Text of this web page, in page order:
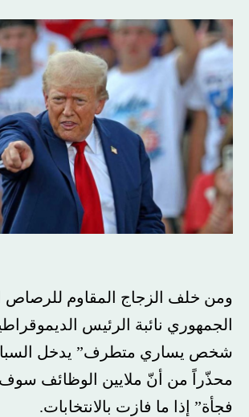
ومن خلف الزجاج المقاوم للرصاص
الجمهوري نائبة الرئيس
شخص يساري متطرف” يدخل
محذّراً من أنّ ملايين الوظائف
فجأة” إذا ما فازت بالانتخابات.